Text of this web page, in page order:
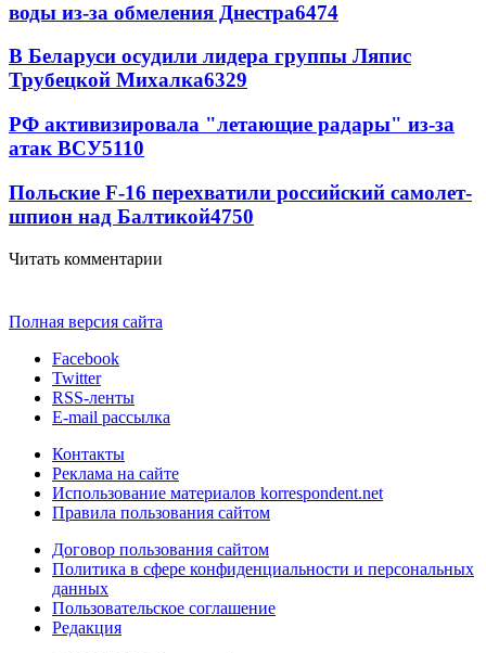
воды из-за обмеления Днестра6474
В Беларуси осудили лидера группы Ляпис
Трубецкой Михалка6329
РФ активизировала "летающие радары" из-за
атак ВСУ5110
Польские F-16 перехватили российский самолет-
шпион над Балтикой4750
Читать комментарии
Полная версия сайта
Facebook
Twitter
RSS-ленты
E-mail рассылка
Контакты
Реклама на сайте
Использование материалов korrespondent.net
Правила пользования сайтом
Договор пользования сайтом
Политика в сфере конфиденциальности и персональных
данных
Пользовательское соглашение
Редакция